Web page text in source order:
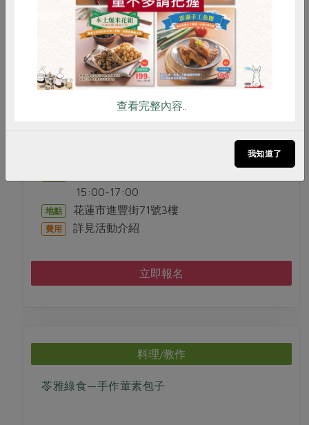
料理/教作
9/18一起來學冷製手工皂
15:00-17:00
地點 花蓮市進豐街71號3樓
費用 詳見活動介紹
立即報名
料理/教作
苓雅綠食—手作葷素包子
查看完整內容..
我知道了